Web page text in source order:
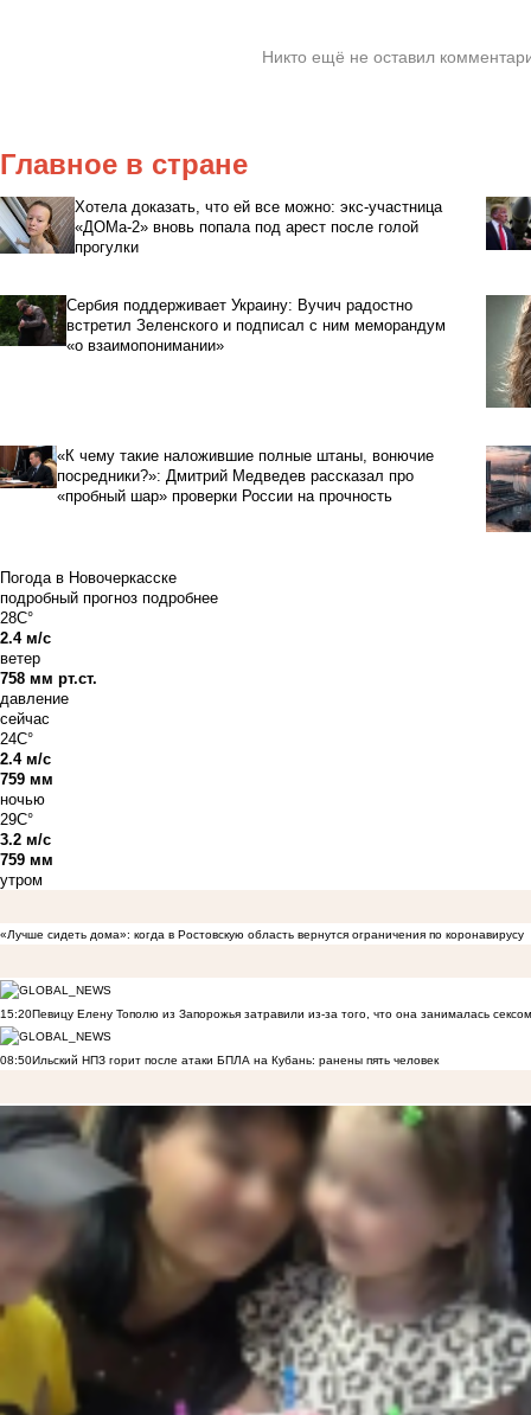
Никто ещё не оставил
Главное в стране
Хотела доказать, что ей все можно: экс-участница
«ДОМа-2» вновь попала под арест после голой
прогулки
Сербия поддерживает Украину: Вучич радостно
встретил Зеленского и подписал с ним меморандум
«о взаимопонимании»
«К чему такие наложившие полные штаны, вонючие
посредники?»: Дмитрий Медведев рассказал про
«пробный шар» проверки России на прочность
Погода в Новочеркасске
подробный прогноз подробнее
28C°
2.4 м/с
ветер
758 мм рт.ст.
давление
сейчас
24C°
2.4 м/с
759 мм
ночью
29C°
3.2 м/с
759 мм
утром
«Лучше сидеть дома»: когда в Ростовскую область вернутся ограничения по коронавирусу
15:20Певицу Елену Тополю из Запорожья затравили из-за того, что она занималась
08:50Ильский НПЗ горит после атаки БПЛА на Кубань: ранены пять человек